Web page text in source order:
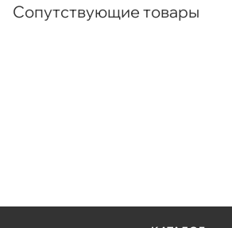
Сопутствующие товары